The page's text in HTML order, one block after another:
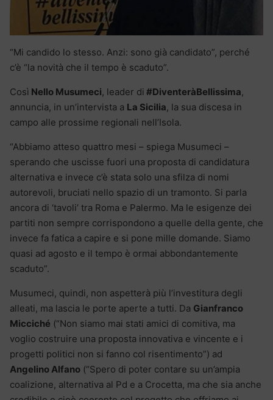
“Mi candido lo stesso. Anzi: sono già candidato”, perché
c’è “la novità che il tempo è scaduto”.
Così Nello Musumeci, leader di #DiventeràBellissima,
annuncia, in un’intervista a La Sicilia, la sua discesa in
campo alle prossime regionali nell’Isola.
“Abbiamo atteso quattro mesi – spiega Musumeci –
sperando che uscisse fuori una proposta di candidatura
alternativa e invece c’è stata solo una sfilza di nomi
autorevoli, bruciati nello spazio di un tramonto. Si parla
ancora di ‘tavoli’ tra Roma e Palermo. Ma le esigenze dei
partiti non sempre corrispondono a quelle della gente, che
invece fa fatica a capire e si pone mille domande. Siamo
quasi ad agosto e il tempo è ormai abbondantemente
scaduto”.
Musumeci, quindi, non aspetterà più l’investitura degli
alleati, ma lascia le porte aperte a tutti. Da Gianfranco
Micciché (“Non siamo mai stati amici di comitiva, ma
voglio costruire una proposta innovativa e vincente e i
progetti politici non si fanno col risentimento”) ad
Angelino Alfano (“Spero di poter contare su un’ampia
coalizione, alternativa al Pd e a Crocetta, ma che sia anche